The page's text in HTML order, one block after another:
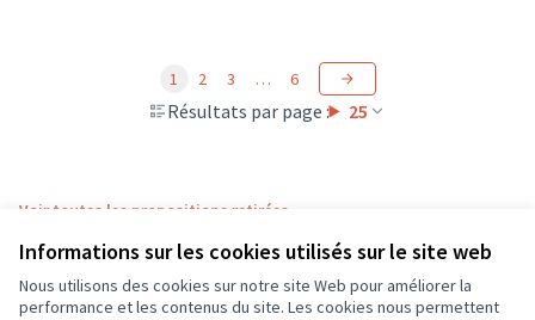
Informations sur les cookies utilisés sur le site web
Nous utilisons des cookies sur notre site Web pour améliorer la
performance et les contenus du site. Les cookies nous permettent
Résultats par page : 25
1 2 3 … 6
Voir toutes les propositions retirées
Conditions d'utilisation
Paramètres des cookies